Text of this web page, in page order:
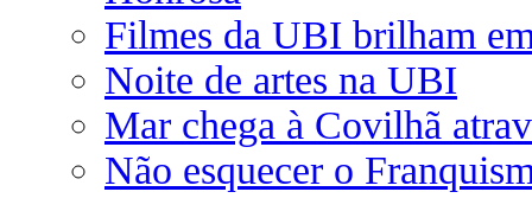
Filmes da UBI brilham
Noite de artes na UBI
Mar chega à Covilhã
Não esquecer o